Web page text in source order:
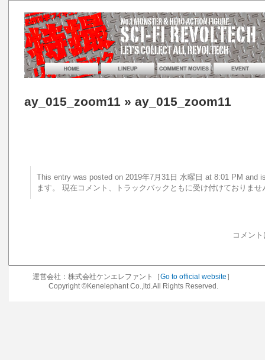
ay_015_zoom11 » ay_015_zoom11
This entry was posted on 2019年7月31日 水曜日 at 8:01 PM
ます。 現在コメント、トラックバックともに受け付けておりませ
コメン
運営会社：株式会社ケンエレファント［Go to official website ］
Copyright ©Kenelephant Co.,ltd.All Rights Reserved.